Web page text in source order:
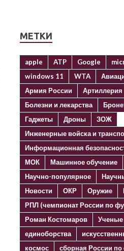
МЕТКИ
apple ATP Google
windows 11
WTA
Армия России
Артиллерия
Болезни и лекарства
Гаджеты
Дроны
ЗОЖ
Инженерные войска и
Информационная
МОК
Машинное обучение
Научно-популярное
Новости
ОКР Оружие
РПЛ (чемпионат России по
Роман Костомаров
Ученые
единоборства
космос
сборная России по